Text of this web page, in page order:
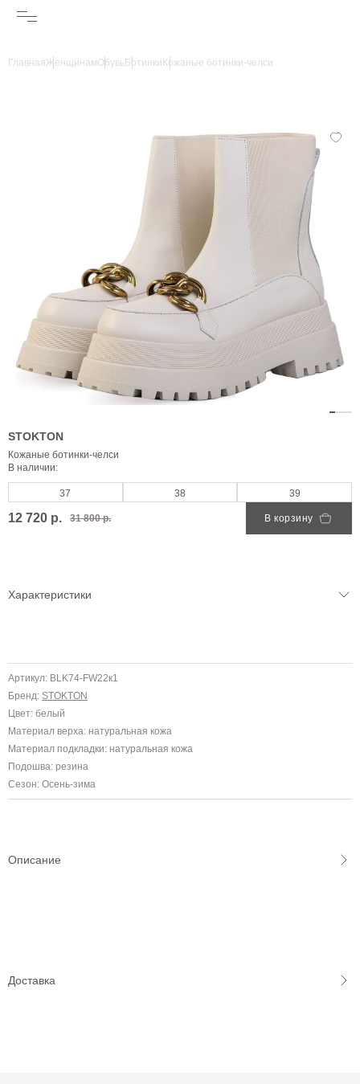
ГлавнаяЖенщинамОбувьБотинки Кожаные ботинки-челси
STOKTON
Кожаные ботинки-челси
В наличии:
37 38 39
12 720 р. 31 800 р. В корзину
Характеристики
Артикул: BLK74-FW22к1
Бренд: STOKTON
Цвет: белый
Материал верха: натуральная кожа
Материал подкладки: натуральная кожа
Подошва: резина
Сезон: Осень-зима
Описание
Доставка